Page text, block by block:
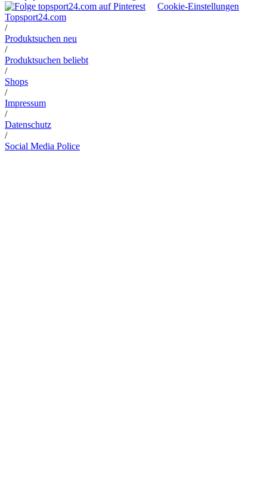
Cookie-Einstellungen
Topsport24.com
/
Produktsuchen neu
/
Produktsuchen beliebt
/
Shops
/
Impressum
/
Datenschutz
/
Social Media Police